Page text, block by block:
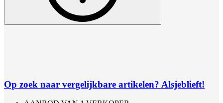
Op zoek naar vergelijkbare artikelen? Alsjeblieft!